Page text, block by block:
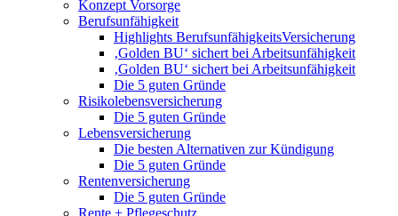
Konzept Vorsorge
Berufsunfähigkeit
Highlights BerufsunfähigkeitsVersicherung
‚Golden BU‘ sichert bei Arbeitsunfähigkeit
‚Golden BU‘ sichert bei Arbeitsunfähigkeit
Die 5 guten Gründe
Risikolebensversicherung
Die 5 guten Gründe
Lebensversicherung
Die besten Alternativen zur Kündigung
Die 5 guten Gründe
Rentenversicherung
Die 5 guten Gründe
Rente + Pflegeschutz